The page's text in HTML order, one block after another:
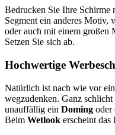
Bedrucken Sie Ihre Schirme
Segment ein anderes
oder auch mit einem großen
Setzen Sie sich ab.
Hochwertige
Natürlich ist nach wie vor
wegzudenken. Ganz
unauffällig ein Doming oder
Beim Wetlook erscheint das